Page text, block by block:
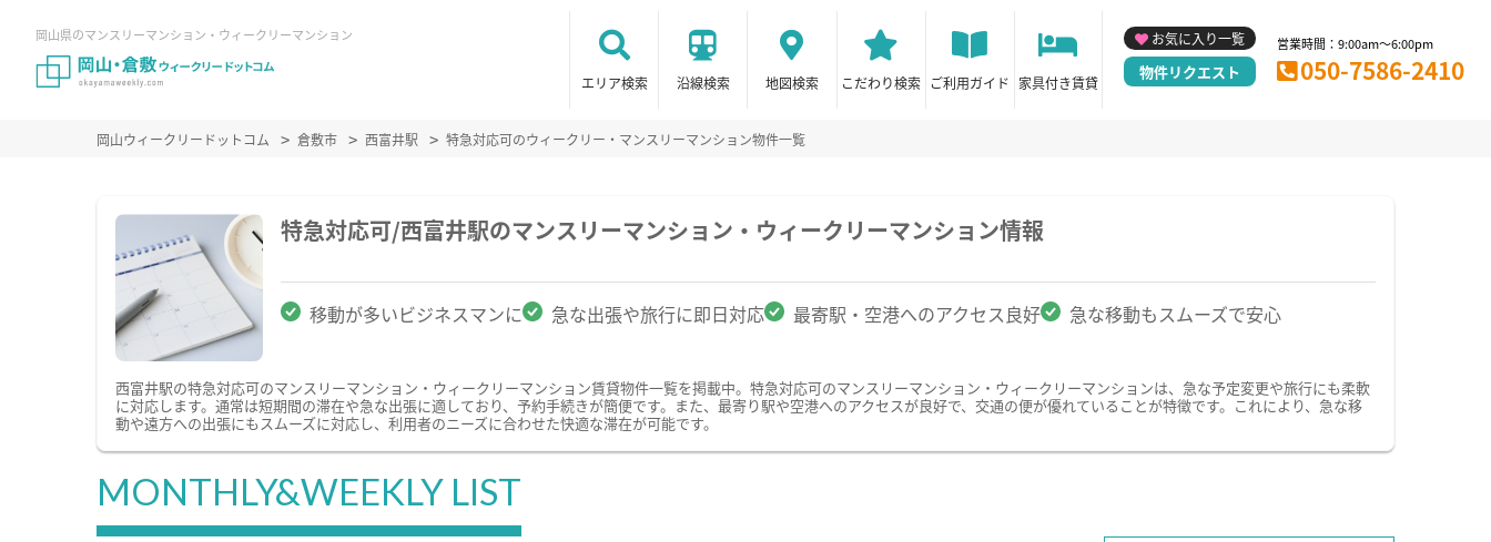
岡山県のマンスリーマンション・ウィークリーマンション
エリア検索 沿線検索 地図検索 こだわり検索 ご利用ガイド 家具付き賃貸
お気に入り一覧
物件リクエスト
営業時間：9:00am～6:00pm
050-7586-2410
岡山ウィークリードットコム 倉敷市 西富井駅 特急対応可のウィークリー・マンスリーマンション物件一覧
特急対応可/西富井駅のマンスリーマンション・ウィークリーマンション情報
移動が多いビジネスマンに 急な出張や旅行に即日対応 最寄駅・空港へのアクセス良好 急な移動もスムーズで安心
西富井駅の特急対応可のマンスリーマンション・ウィークリーマンション賃貸物件一覧を掲載中。特急対応可のマンスリーマンション・ウィークリーマンションは、急な予定変更や旅行にも柔軟
に対応します。通常は短期間の滞在や急な出張に適しており、予約手続きが簡便です。また、最寄り駅や空港へのアクセスが良好で、交通の便が優れていることが特徴です。これにより、急な移
動や遠方への出張にもスムーズに対応し、利用者のニーズに合わせた快適な滞在が可能です。
MONTHLY&WEEKLY LIST